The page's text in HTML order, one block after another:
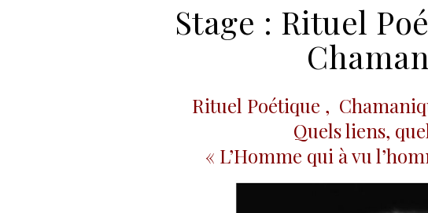
Stage : Rituel
Rituel Poétique ,
Quels liens,
« L’Homme qui à vu